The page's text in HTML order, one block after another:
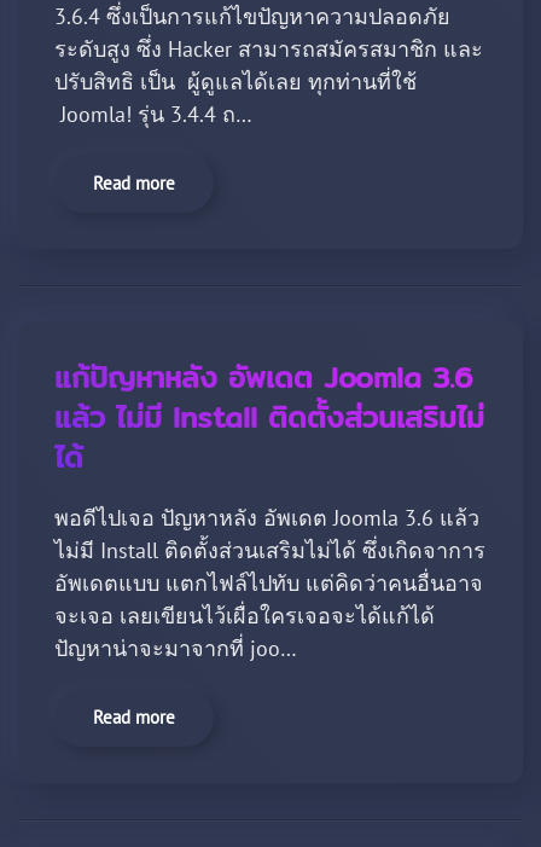
3.6.4 ซึ่งเป็นการแก้ไขปัญหาความปลอดภัย
ระดับสูง ซึ่ง Hacker สามารถสมัครสมาชิก และ
ปรับสิทธิ เป็น ผู้ดูแลได้เลย ทุกท่านที่ใช้
Joomla! รุ่น 3.4.4 ถ…
Read more
แก้ปัญหาหลัง อัพเดต Joomla 3.6
แล้ว ไม่มี Install ติดตั้งส่วนเสริมไม่
ได้
พอดีไปเจอ ปัญหาหลัง อัพเดต Joomla 3.6 แล้ว
ไม่มี Install ติดตั้งส่วนเสริมไม่ได้ ซึ่งเกิดจาการ
อัพเดตแบบ แตกไฟล์ไปทับ แต่คิดว่าคนอื่นอาจ
จะเจอ เลยเขียนไว้เผื่อใครเจอจะได้แก้ได้
ปัญหาน่าจะมาจากที่ joo…
Read more